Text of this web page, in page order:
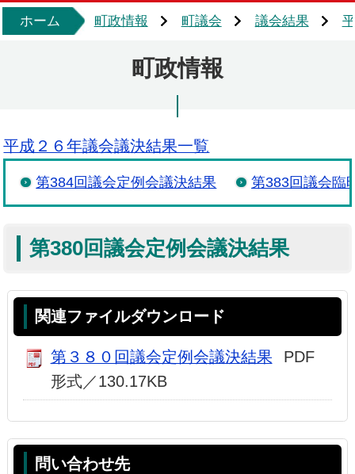
ホーム 町政情報 町議会 議会結果
町政情報
平成２６年議会議決結果一覧
第384回議会定例会議決結果 第383回議会臨
第380回議会定例会議決結果
関連ファイルダウンロード
第３８０回議会定例会議決結果
PDF
形式／130.17KB
問い合わせ先